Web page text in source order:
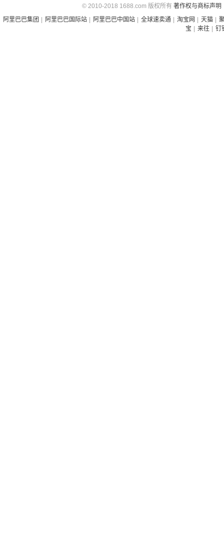
© 2010-2018 1688.com 版权所有 著作权与商标声明
阿里巴巴集团
阿里巴巴国际站 阿里巴巴中国站 全球速卖通 淘宝网 天猫
宝
来往 钉